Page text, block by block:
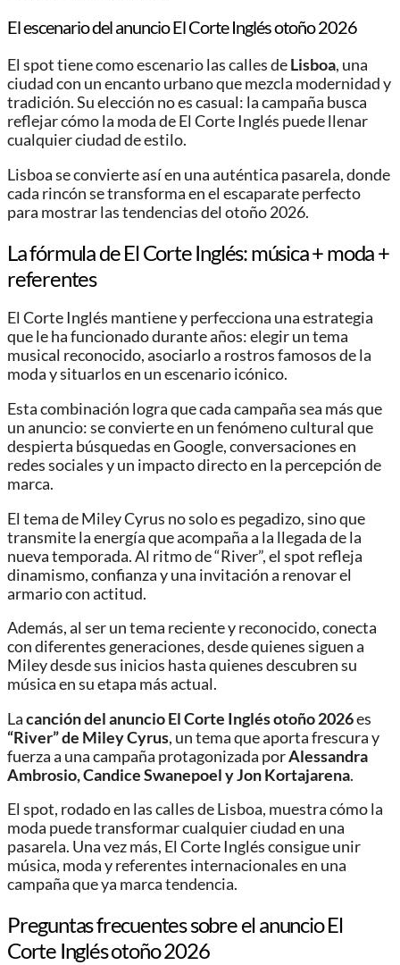
El escenario del anuncio El Corte Inglés otoño 2026
El spot tiene como escenario las calles deLisboa, una
ciudad con un encanto urbano que mezcla modernidad y
tradición. Su elección no es casual: la campaña busca
reflejar cómo la moda de El Corte Inglés puede llenar
cualquier ciudad de estilo.
Lisboa se convierte así en una auténtica pasarela, donde
cada rincón se transforma en el escaparate perfecto
para mostrar las tendencias del otoño 2026.
La fórmula de El Corte Inglés: música + moda +
referentes
El Corte Inglés mantiene y perfecciona una estrategia
que le ha funcionado durante años: elegir un tema
musical reconocido, asociarlo a rostros famosos de la
moda y situarlos en un escenario icónico.
Esta combinación logra que cada campaña sea más que
un anuncio: se convierte en un fenómeno cultural que
despierta búsquedas en Google, conversaciones en
redes sociales y un impacto directo en la percepción de
marca.
El tema de Miley Cyrus no solo es pegadizo, sino que
transmite la energía que acompaña a la llegada de la
nueva temporada. Al ritmo de “River”, el spot refleja
dinamismo, confianza y una invitación a renovar el
armario con actitud.
Además, al ser un tema reciente y reconocido, conecta
con diferentes generaciones, desde quienes siguen a
Miley desde sus inicios hasta quienes descubren su
música en su etapa más actual.
Lacanción del anuncio El Corte Inglés otoño 2026es
“River” de Miley Cyrus, un tema que aporta frescura y
fuerza a una campaña protagonizada porAlessandra
Ambrosio, Candice Swanepoel y Jon Kortajarena.
El spot, rodado en las calles de Lisboa, muestra cómo la
moda puede transformar cualquier ciudad en una
pasarela. Una vez más, El Corte Inglés consigue unir
música, moda y referentes internacionales en una
campaña que ya marca tendencia.
Preguntas frecuentes sobre el anuncio El
Corte Inglés otoño 2026